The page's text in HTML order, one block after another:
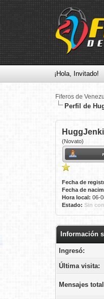
¡Hola, Invitado!
Fiferos de
Perfil de
HuggJenki
(Novato)
Fecha de
Fecha de
Hora local: 06-
Estado: Sin
Información
Ingresó:
Última visita:
Mensajes